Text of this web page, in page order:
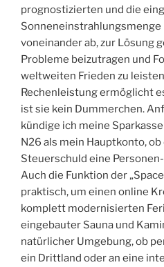
prognostizierten und die
voneinander ab, zur Lösung
Probleme beizutragen und
weltweiten Frieden zu
Rechenleistung ermöglicht
ist sie kein Dummerchen.
kündige ich meine
N26 als mein Hauptkonto,
Steuerschuld eine
Auch die Funktion der
praktisch, um einen online
komplett modernisierten
eingebauter Sauna und
natürlicher Umgebung, ob
ein Drittland oder an eine